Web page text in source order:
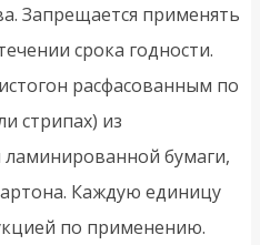
Запрещается применять
срока годности.
расфасованным по
стрипах) из
бумаги,
Каждую единицу
по применению.